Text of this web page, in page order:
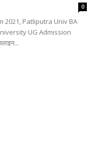
0
2021, Patliputra Univ BA
UG Admission